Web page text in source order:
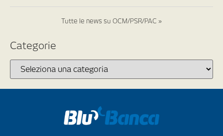
Tutte le news su OCM/PSR/PAC »
Categorie